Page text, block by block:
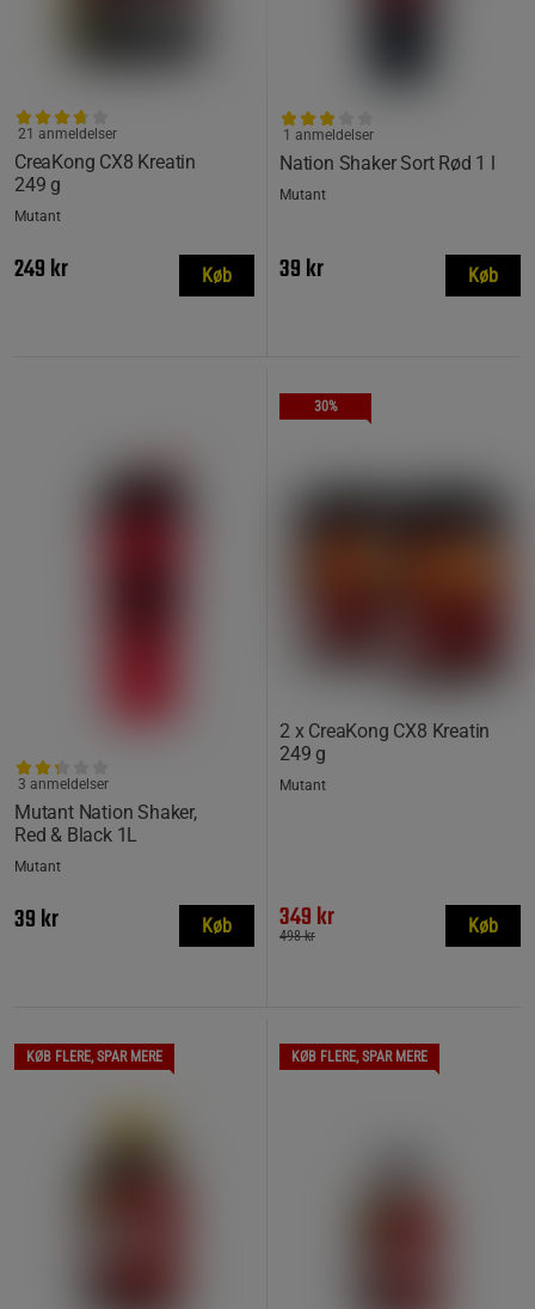
CreaKong CX8 Kreatin
249 g
21 anmeldelser
Mutant
249 kr Køb
Nation Shaker Sort Rød 1 l
1 anmeldelser
Mutant
39 kr Køb
Mutant Nation Shaker,
Red & Black 1L
3 anmeldelser
Mutant
39 kr Køb
30%
2 x CreaKong CX8 Kreatin
249 g
Mutant
349 kr
498 kr Køb
KØB FLERE, SPAR MERE KØB FLERE, SPAR MERE